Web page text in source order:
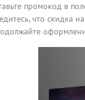
промокод в
что скидка